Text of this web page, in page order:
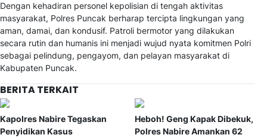
Dengan kehadiran personel kepolisian di tengah aktivitas
masyarakat, Polres Puncak berharap tercipta lingkungan yang
aman, damai, dan kondusif. Patroli bermotor yang dilakukan
secara rutin dan humanis ini menjadi wujud nyata komitmen Polri
sebagai pelindung, pengayom, dan pelayan masyarakat di
Kabupaten Puncak.
BERITA TERKAIT
Kapolres Nabire Tegaskan
Penyidikan Kasus
Heboh! Geng Kapak Dibekuk,
Polres Nabire Amankan 62